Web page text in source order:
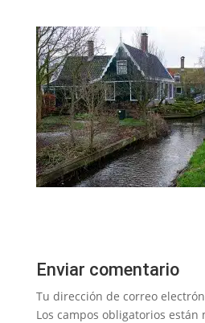
Enviar comentario
Tu dirección de correo
Los campos obligatorios están